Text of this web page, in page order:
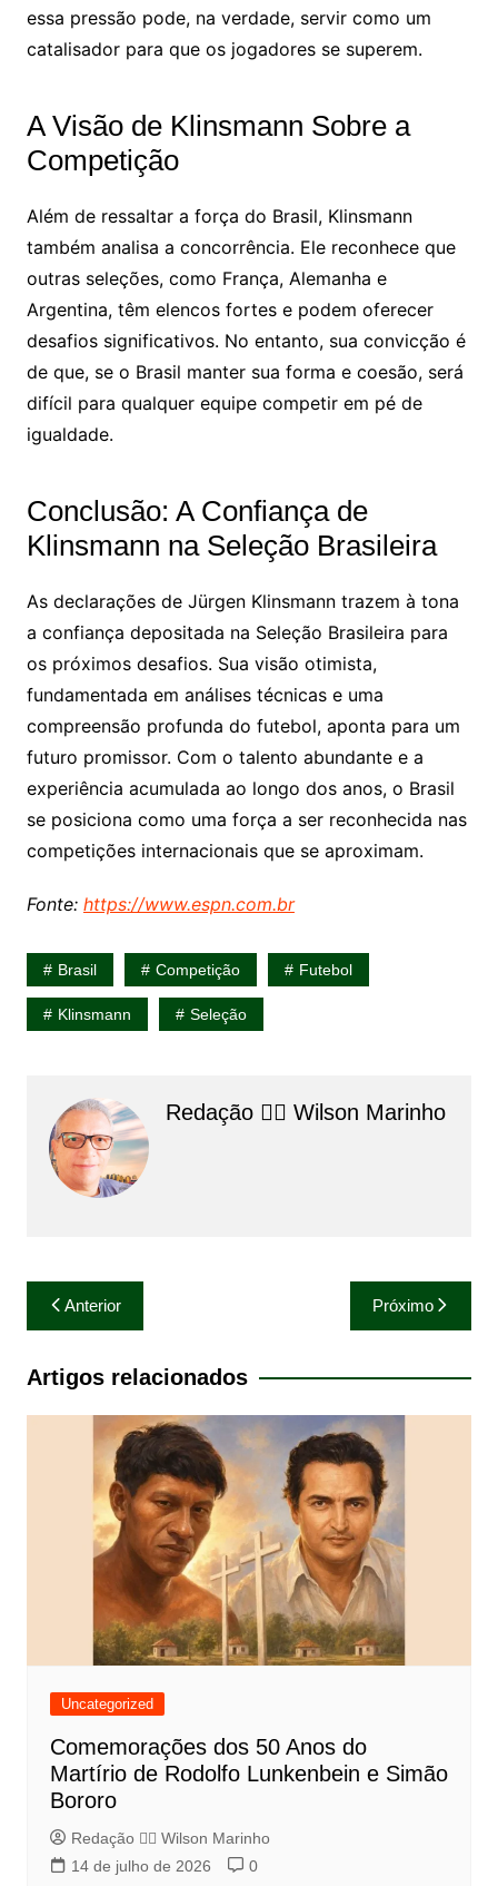
essa pressão pode, na verdade, servir como um
catalisador para que os jogadores se superem.
A Visão de Klinsmann Sobre a
Competição
Além de ressaltar a força do Brasil, Klinsmann
também analisa a concorrência. Ele reconhece que
outras seleções, como França, Alemanha e
Argentina, têm elencos fortes e podem oferecer
desafios significativos. No entanto, sua convicção é
de que, se o Brasil manter sua forma e coesão, será
difícil para qualquer equipe competir em pé de
igualdade.
Conclusão: A Confiança de
Klinsmann na Seleção Brasileira
As declarações de Jürgen Klinsmann trazem à tona
a confiança depositada na Seleção Brasileira para
os próximos desafios. Sua visão otimista,
fundamentada em análises técnicas e uma
compreensão profunda do futebol, aponta para um
futuro promissor. Com o talento abundante e a
experiência acumulada ao longo dos anos, o Brasil
se posiciona como uma força a ser reconhecida nas
competições internacionais que se aproximam.
Fonte: https://www.espn.com.br
Brasil Competição Futebol
Klinsmann Seleção
Redação 👨‍⚖️​ Wilson Marinho
Navegação
de
Post
Anterior Próximo
Artigos relacionados
Uncategorized
Comemorações dos 50 Anos do
Martírio de Rodolfo Lunkenbein e Simão
Bororo
Redação 👨‍⚖️​ Wilson Marinho
14 de julho de 2026
0